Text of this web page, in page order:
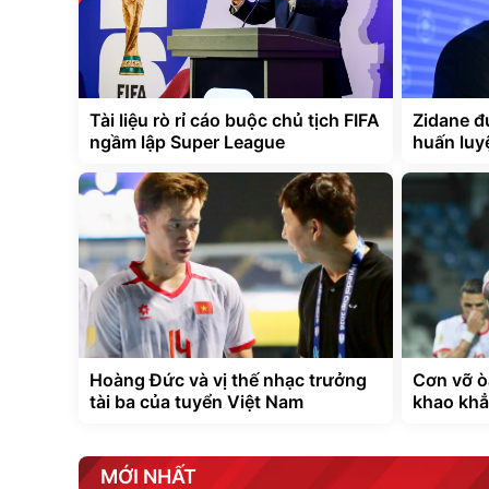
Tài liệu rò rỉ cáo buộc chủ tịch FIFA
ngầm lập Super League
Zidane
huấn
Hoàng Đức và vị thế nhạc trưởng
tài ba của tuyển Việt Nam
Cơn vỡ
khao
MỚI NHẤT